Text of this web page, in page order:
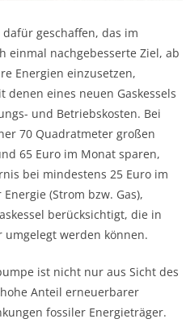
geschaffen, das im
einmal nachgebesserte Ziel, ab
Energien einzusetzen,
eines neuen Gaskessels
und Betriebskosten. Bei
70 Quadratmeter großen
65 Euro im Monat sparen,
bei mindestens 25 Euro im
(Strom bzw. Gas),
berücksichtigt, die in
werden können.
ist nicht nur aus Sicht des
Anteil erneuerbarer
fossiler Energieträger.